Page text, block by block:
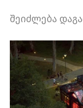
შეიძლება